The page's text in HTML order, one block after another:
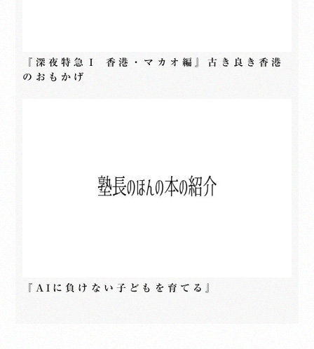
『深夜特急Ⅰ 香港・マカオ編』古き良き香港
のおもかげ
『AIに負けない子どもを育てる』